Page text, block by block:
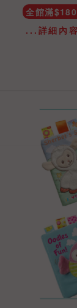
全館滿
...詳細內容